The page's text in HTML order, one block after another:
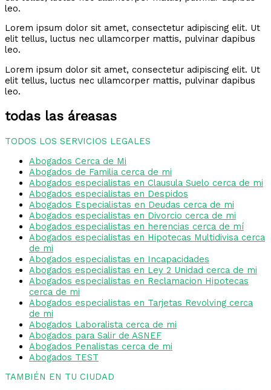
leo.
Lorem ipsum dolor sit amet, consectetur adipiscing elit. Ut
elit tellus, luctus nec ullamcorper mattis, pulvinar dapibus
leo.
Lorem ipsum dolor sit amet, consectetur adipiscing elit. Ut
elit tellus, luctus nec ullamcorper mattis, pulvinar dapibus
leo.
todas las áreasas
TODOS LOS SERVICIOS LEGALES
Abogados Cerca de Mi
Abogados de Familia cerca de mi
Abogados especialistas en Clausula Suelo cerca de mi
Abogados especialistas en Despidos
Abogados Especialistas en Deudas cerca de mi
Abogados especialistas en Divorcio cerca de mi
Abogados especialistas en herencias cerca de mí
Abogados especialistas en Hipotecas Multidivisa cerca
de mi
Abogados especialistas en Incapacidades
Abogados especialistas en Ley 2 Unidad cerca de mi
Abogados especialistas en Reclamacion Hipotecas
cerca de mi
Abogados especialistas en Tarjetas Revolving cerca
de mi
Abogados Laboralista cerca de mi
Abogados para Salir de ASNEF
Abogados Penalistas cerca de mi
Abogados TEST
TAMBIÉN EN TU CIUDAD